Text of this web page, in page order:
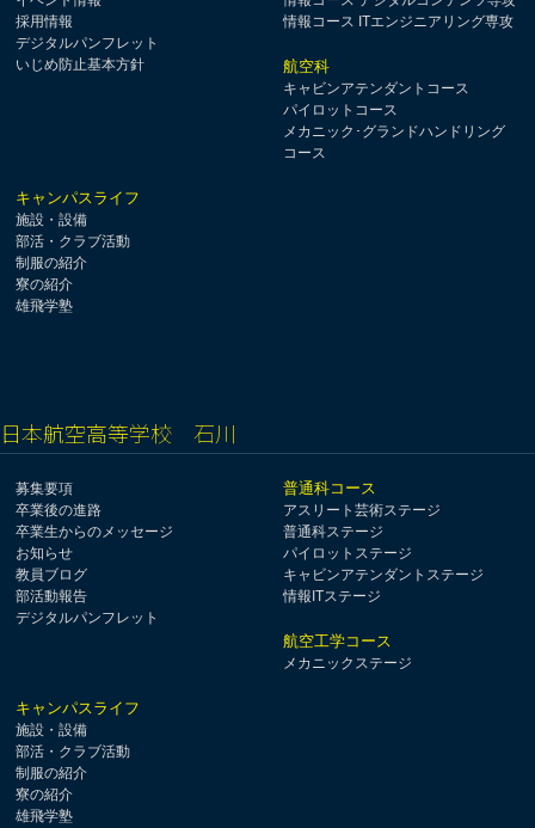
採用情報
デジタルパンフレット
いじめ防止基本方針
情報コース ITエンジニアリング専攻
航空科
キャビンアテンダントコース
パイロットコース
メカニック･グランドハンドリング
コース
キャンパスライフ
施設・設備
部活・クラブ活動
制服の紹介
寮の紹介
雄飛学塾
日本航空高等学校 石川
募集要項
卒業後の進路
卒業生からのメッセージ
お知らせ
教員ブログ
部活動報告
デジタルパンフレット
普通科コース
アスリート芸術ステージ
普通科ステージ
パイロットステージ
キャビンアテンダントステージ
情報ITステージ
航空工学コース
メカニックステージ
キャンパスライフ
施設・設備
部活・クラブ活動
制服の紹介
寮の紹介
雄飛学塾